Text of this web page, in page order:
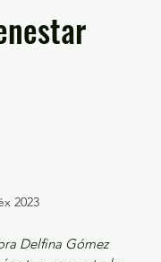
2023
Delfina Gómez